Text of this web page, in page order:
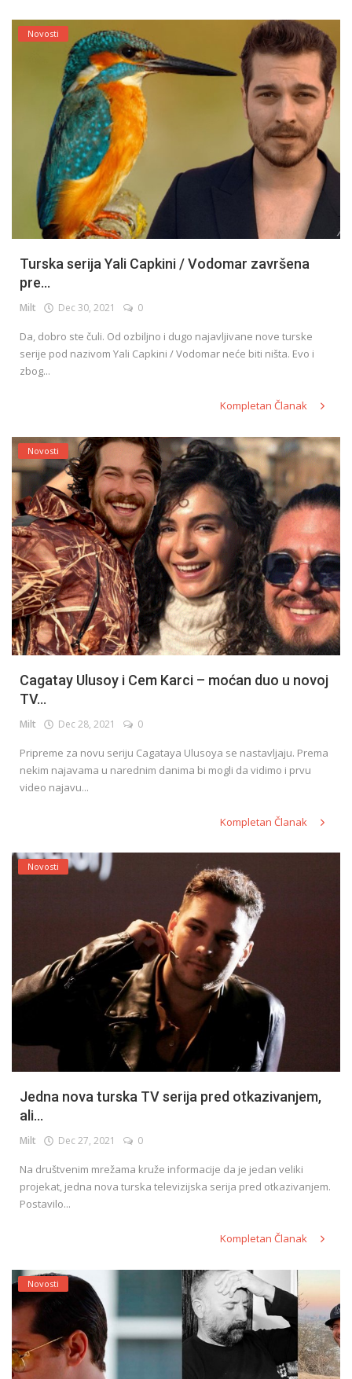
Novosti
Turska serija Yali Capkini / Vodomar završena
pre...
Milt Dec 30, 2021 0
Da, dobro ste čuli. Od ozbiljno i dugo najavljivane nove turske
serije pod nazivom Yali Capkini / Vodomar neće biti ništa. Evo i
zbog...
Kompletan Članak
Novosti
Cagatay Ulusoy i Cem Karci – moćan duo u novoj
TV...
Milt Dec 28, 2021 0
Pripreme za novu seriju Cagataya Ulusoya se nastavljaju. Prema
nekim najavama u narednim danima bi mogli da vidimo i prvu
video najavu...
Kompletan Članak
Novosti
Jedna nova turska TV serija pred otkazivanjem,
ali...
Milt Dec 27, 2021 0
Na društvenim mrežama kruže informacije da je jedan veliki
projekat, jedna nova turska televizijska serija pred otkazivanjem.
Postavilo...
Kompletan Članak
Novosti